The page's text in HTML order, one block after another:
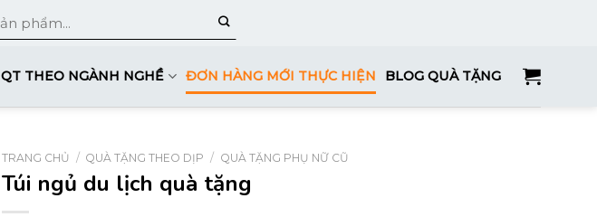
QT THEO NGÀNH NGHỀ ĐƠN HÀNG MỚI THỰC HIỆN BLOG QUÀ TẶNG
TRANG CHỦ / QUÀ TẶNG THEO DỊP / QUÀ TẶNG PHỤ NỮ CŨ
Túi ngủ du lịch quà tặng